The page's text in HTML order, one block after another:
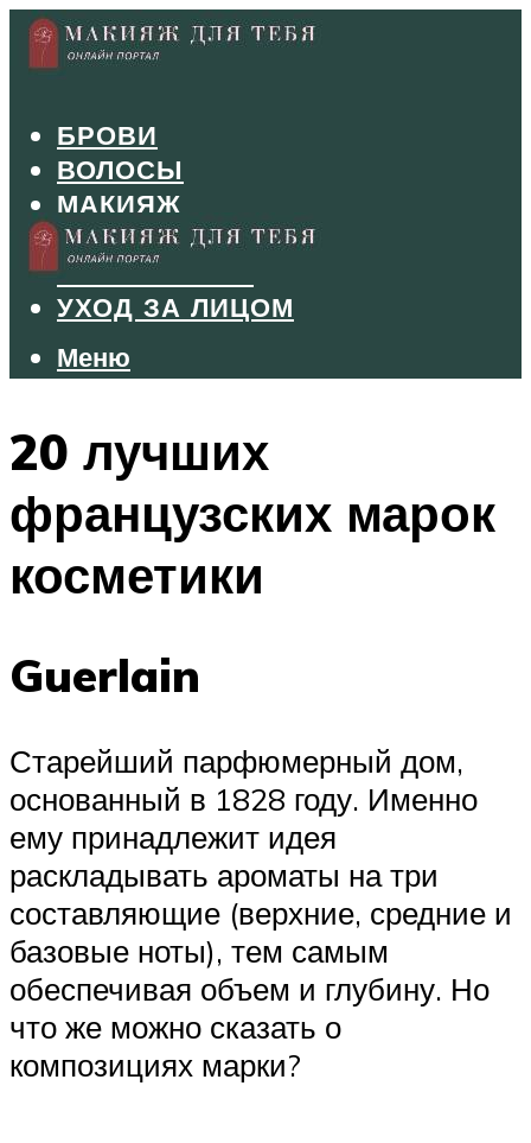
БРОВИ
ВОЛОСЫ
МАКИЯЖ
МАНИКЮР
ТУШЬ И ТЕНИ
УХОД ЗА ЛИЦОМ
Меню
Меню
20 лучших
французских марок
косметики
Guerlain
Старейший парфюмерный дом,
основанный в 1828 году. Именно
ему принадлежит идея
раскладывать ароматы на три
составляющие (верхние, средние и
базовые ноты), тем самым
обеспечивая объем и глубину. Но
что же можно сказать о
композициях марки?